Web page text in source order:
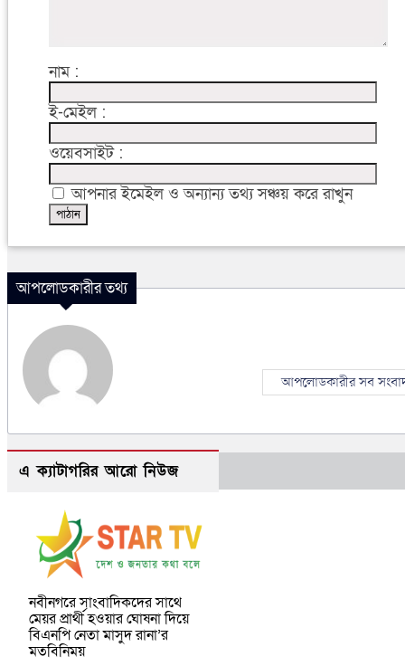
নাম :
ই-মেইল :
ওয়েবসাইট :
আপনার ইমেইল ও অন্যান্য তথ্য সঞ্চয় করে রাখুন
আপলোডকারীর তথ্য
আপলোডকারীর সব
এ ক্যাটাগরির আরো নিউজ
নবীনগরে সাংবাদিকদের সাথে
মেয়র প্রার্থী হওয়ার ঘোষনা দিয়ে
বিএনপি নেতা মাসুদ রানা’র
মতবিনিময়